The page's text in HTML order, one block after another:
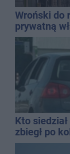
Wroński do
prywatną
gospodarką
Kto
zbiegł po